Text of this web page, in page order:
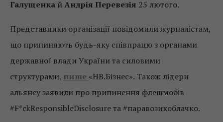
Галущенка йАндрія Перевезія 25 лютого.
Представники організації повідомили журналістам,
що припиняють будь-яку співпрацю з органами
державної влади України та силовими
структурами, пише «НВ.Бізнес». Також лідери
альянсу заявили про припинення флешмобів
#F*ckResponsibleDisclosure та #паравозикоблачко.